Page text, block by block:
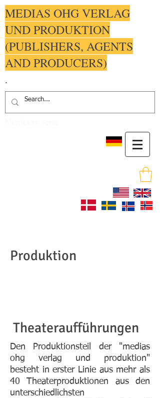
MEDIAS OHG VERLAG
UND PRODUKTION
(PUBLISHERS, AGENTS
AND PRODUCERS)
.
Produktion
Theateraufführungen
Den Produktionsteil der "medias
ohg verlag und produktion"
besteht in erster Linie aus mehr als
40 Theaterproduktionen aus den
unterschiedlichsten